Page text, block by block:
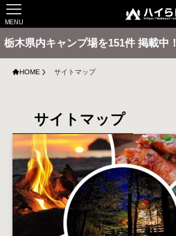
MENU
栃木県内キャンプ場を151件 掲載中！
HOME サイトマップ
サイトマップ